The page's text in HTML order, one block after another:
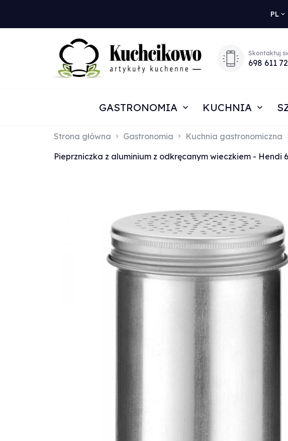
PL
Skontaktuj
698 611
GASTRONOMIA KUCHNIA
Strona główna Gastronomia Kuchnia gastronomiczna
Pieprzniczka z aluminium z odkręcanym wieczkiem - Hendi